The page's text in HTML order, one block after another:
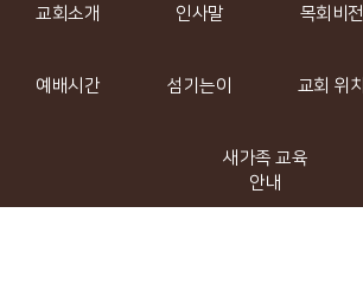
교회소개
인사말
목회비전
예배시간 섬기는이 교회 위치
새가족 교육
안내